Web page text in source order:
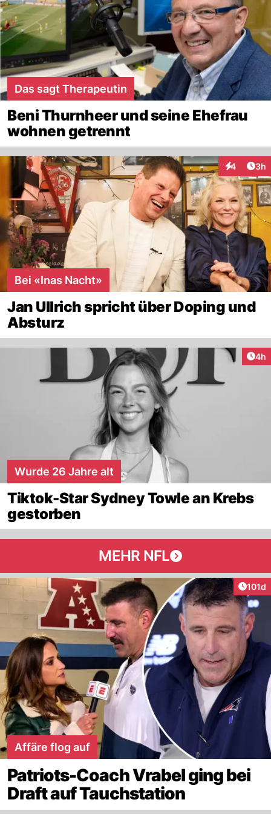
Das sagt Therapeutin
Beni Thurnheer und seine Ehefrau
wohnen getrennt
4 3h
Bei «Inas Nacht»
Jan Ullrich spricht über Doping und
Absturz
4h
Wurde 26 Jahre alt
Tiktok-Star Sydney Towle an Krebs
gestorben
MEHR NFL
101d
Affäre flog auf
Patriots-Coach Vrabel ging bei
Draft auf Tauchstation